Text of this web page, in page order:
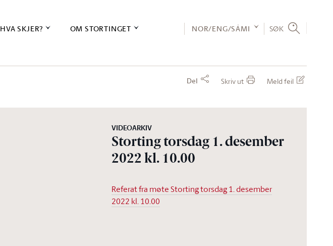
HVA SKJER? OM STORTINGET NOR/ENG/SÁMI SØK
Del Skriv ut Meld feil
VIDEOARKIV
Storting torsdag 1. desember
2022 kl. 10.00
Referat fra møte Storting torsdag 1. desember
2022 kl. 10.00